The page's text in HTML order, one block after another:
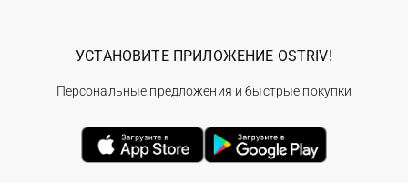
УСТАНОВИТЕ ПРИЛОЖЕНИЕ OSTRIV!
Персональные предложения и быстрые покупки